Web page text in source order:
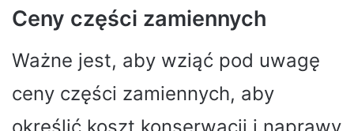
Ceny części zamiennych
Ważne jest, aby wziąć pod uwagę
ceny części zamiennych, aby
określić koszt konserwacji i naprawy